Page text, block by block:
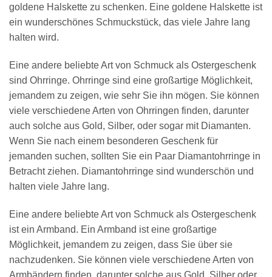
goldene Halskette zu schenken. Eine goldene Halskette ist
ein wunderschönes Schmuckstück, das viele Jahre lang
halten wird.
Eine andere beliebte Art von Schmuck als Ostergeschenk
sind Ohrringe. Ohrringe sind eine großartige Möglichkeit,
jemandem zu zeigen, wie sehr Sie ihn mögen. Sie können
viele verschiedene Arten von Ohrringen finden, darunter
auch solche aus Gold, Silber, oder sogar mit Diamanten.
Wenn Sie nach einem besonderen Geschenk für
jemanden suchen, sollten Sie ein Paar Diamantohrringe in
Betracht ziehen. Diamantohrringe sind wunderschön und
halten viele Jahre lang.
Eine andere beliebte Art von Schmuck als Ostergeschenk
ist ein Armband. Ein Armband ist eine großartige
Möglichkeit, jemandem zu zeigen, dass Sie über sie
nachzudenken. Sie können viele verschiedene Arten von
Armbändern finden, darunter solche aus Gold, Silber oder